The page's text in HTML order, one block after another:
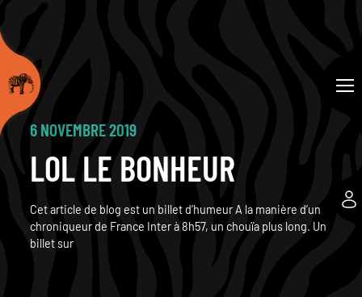
6 NOVEMBRE 2019
LOL LE BONHEUR
Cet article de blog est un billet d’humeur A la manière d’un
chroniqueur de France Inter à 8h57, un chouïa plus long. Un
billet sur